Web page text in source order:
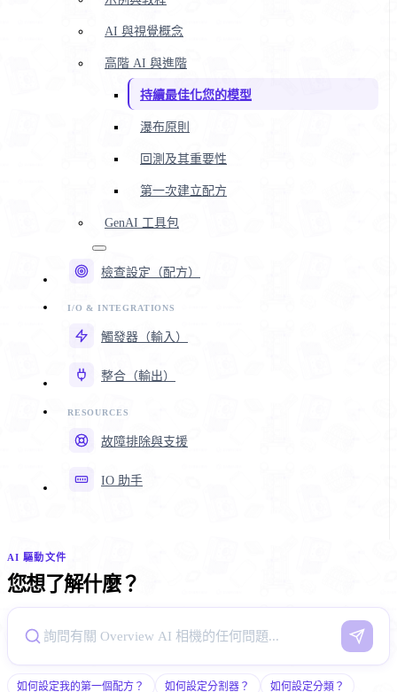
AI 與視覺概念
高階 AI 與進階
持續最佳化您的模型
瀑布原則
回測及其重要性
第一次建立配方
GenAI 工具包
檢查設定（配方）
觸發器（輸入）
整合（輸出）
故障排除與支援
IO 助手
AI 驅動文件
您想了解什麼？
如何設定我的第一個配方？ 如何設定分割器？
如何設定分類？